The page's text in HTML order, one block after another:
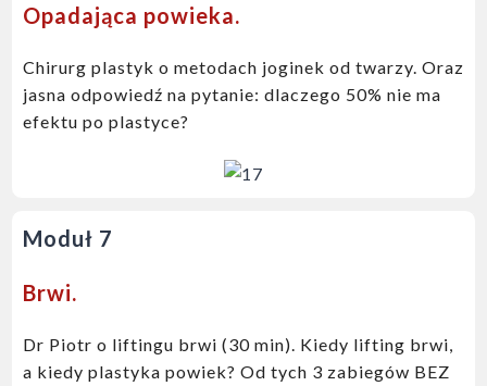
Opadająca powieka.
Chirurg plastyk o metodach joginek od twarzy. Oraz
jasna odpowiedź na pytanie: dlaczego 50% nie ma
efektu po plastyce?
Moduł 7
Brwi.
Dr Piotr o liftingu brwi (30 min). Kiedy lifting brwi,
a kiedy plastyka powiek? Od tych 3 zabiegów BEZ